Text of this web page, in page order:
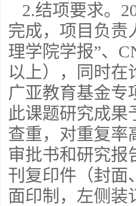
2.结项要求。
完成，项目负责
理学院学报”、
以上），同时在
广亚教育基金专
此课题研究成果
查重，对重复率
审批书和研究报
刊复印件（封面
面印制，左侧装